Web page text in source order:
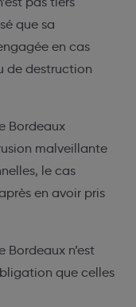
que sa
en cas
de destruction
Bordeaux
malveillante
le cas
en avoir pris
Bordeaux n’est
que celles